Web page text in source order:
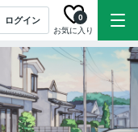
ログイン
お気に入り
0